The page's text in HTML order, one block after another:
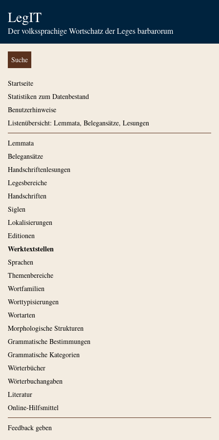
LegIT
Der volkssprachige Wortschatz der Leges barbarorum
Suche
Startseite
Statistiken zum Datenbestand
Benutzerhinweise
Listenübersicht: Lemmata, Belegansätze, Lesungen
Lemmata
Belegansätze
Handschriftenlesungen
Legesbereiche
Handschriften
Siglen
Lokalisierungen
Editionen
Werktextstellen
Sprachen
Themenbereiche
Wortfamilien
Worttypisierungen
Wortarten
Morphologische Strukturen
Grammatische Bestimmungen
Grammatische Kategorien
Wörterbücher
Wörterbuchangaben
Literatur
Online-Hilfsmittel
Feedback geben